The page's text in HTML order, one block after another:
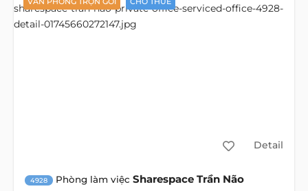
Detail
4928 Phòng làm việc Sharespace Trần Não